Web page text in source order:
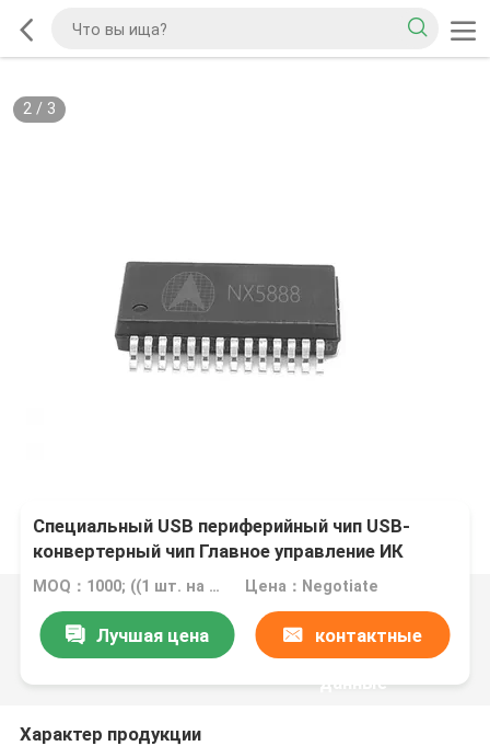
2/ 3
Специальный USB периферийный чип USB-
конвертерный чип Главное управление ИК
Разработка чипа
MOQ：1000; ((1 шт. на образец) Цена：Negotiate
Лучшая цена контактные
данные
Характер продукции